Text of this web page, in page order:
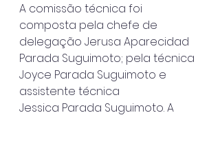
A comissão técnica foi
composta pela chefe de
delegação Jerusa Aparecidad
Parada Suguimoto; pela técnica
Joyce Parada Suguimoto e
assistente técnica
Jessica Parada Suguimoto. A